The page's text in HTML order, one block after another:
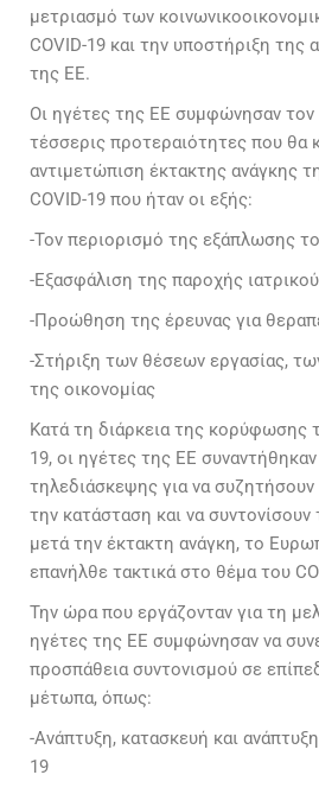
μετριασμό των
COVID-19 και την υποστήριξη
της ΕΕ.
Οι ηγέτες της ΕΕ συμφώνησαν
τέσσερις προτεραιότητες που θα
αντιμετώπιση έκτακτης ανάγκης
COVID-19 που ήταν οι εξής:
-Τον περιορισμό της εξάπλωσης
-Εξασφάλιση της παροχής
-Προώθηση της έρευνας για
-Στήριξη των θέσεων εργασίας,
της οικονομίας
Κατά τη διάρκεια της κορύφωσης
19, οι ηγέτες της ΕΕ
τηλεδιάσκεψης για να συζητήσουν
την κατάσταση και να
μετά την έκτακτη ανάγκη, το
επανήλθε τακτικά στο θέμα του
Την ώρα που εργάζονταν για τη
ηγέτες της ΕΕ συμφώνησαν να
προσπάθεια συντονισμού σε
μέτωπα, όπως:
-Ανάπτυξη, κατασκευή και
19